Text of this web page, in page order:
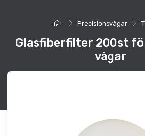
Precisionsvågar
Glasfiberfilter 200st
vågar